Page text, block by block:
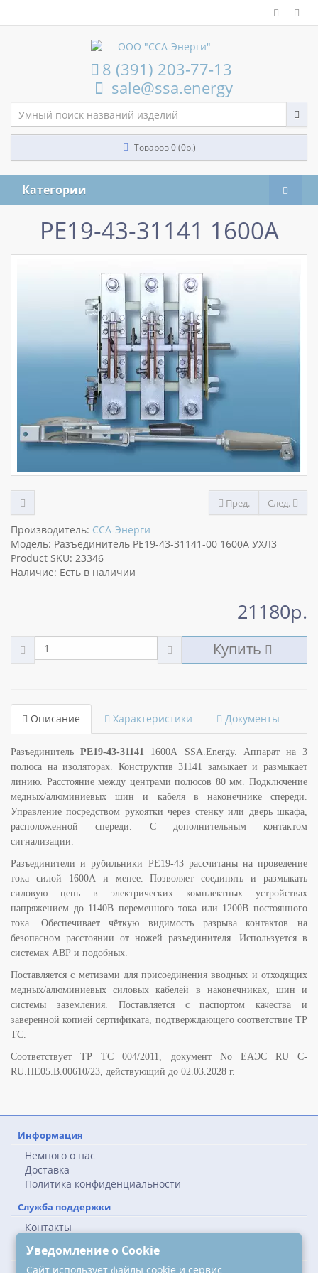
8 (391) 203-77-13
sale@ssa.energy
Товаров 0 (0р.)
Категории
РЕ19-43-31141 1600А
Пред. След.
Производитель: ССА-Энерги
Модель: Разъединитель РЕ19-43-31141-00 1600А УХЛ3
Product SKU: 23346
Наличие: Есть в наличии
21180р.
Купить
Описание Характеристики Документы
РазъединительРЕ19-43-31141 1600А SSA.Energy. Аппарат на 3
полюса на изоляторах. Конструктив 31141 замыкает и размыкает
линию. Расстояние между центрами полюсов 80 мм. Подключение
медных/алюминиевых шин и кабеля в наконечнике спереди.
Управление посредством рукоятки через стенку или дверь шкафа,
расположенной спереди. С дополнительным контактом
сигнализации.
Разъединители и рубильники РЕ19-43 рассчитаны на проведение
тока силой 1600А и менее. Позволяет соединять и размыкать
силовую цепь в электрических комплектных устройствах
напряжением до 1140В переменного тока или 1200В постоянного
тока. Обеспечивает чёткую видимость разрыва контактов на
безопасном расстоянии от ножей разъединителя. Используется в
системах АВР и подобных.
Поставляется с метизами для присоединения вводных и отходящих
медных/алюминиевых силовых кабелей в наконечниках, шин и
системы заземления. Поставляется с паспортом качества и
заверенной копией сертификата, подтверждающего соответствие ТР
ТС.
Соответствует ТР ТС 004/2011, документ No ЕАЭС RU C-
RU.НЕ05.B.00610/23, действующий до 02.03.2028 г.
Информация
Немного о нас
Доставка
Политика конфиденциальности
Служба поддержки
Контакты
Наши контакты
Уведомление о Cookie
Сайт использует файлы cookie и сервис